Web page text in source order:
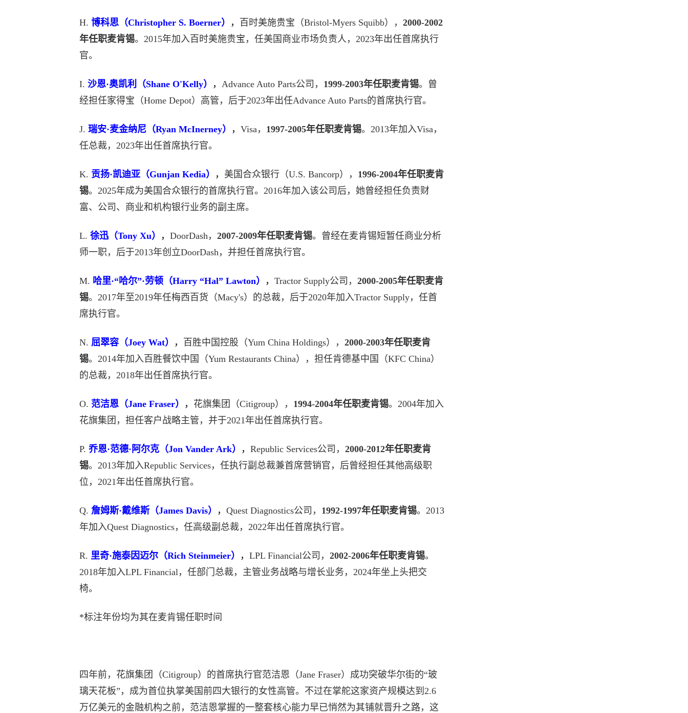
H. 博科思（Christopher S. Boerner） ， 百时美施贵宝（Bristol-Myers Squibb）， 2000-2002
年任职麦肯锡。2015年加入百时美施贵宝，任美国商业市场负责人，2023年出任首席执行
官。
I. 沙恩·奥凯利（Shane O'Kelly） ， Advance Auto Parts公司， 1999-2003年任职麦肯锡。曾
经担任家得宝（Home Depot）高管，后于2023年出任Advance Auto Parts的首席执行官。
J. 瑞安·麦金纳尼（Ryan McInerney） ， Visa， 1997-2005年任职麦肯锡。2013年加入Visa，
任总裁，2023年出任首席执行官。
K. 贡扬·凯迪亚（Gunjan Kedia） ， 美国合众银行（U.S. Bancorp）， 1996-2004年任职麦肯
锡。2025年成为美国合众银行的首席执行官。2016年加入该公司后，她曾经担任负责财
富、公司、商业和机构银行业务的副主席。
L. 徐迅（Tony Xu） ， DoorDash， 2007-2009年任职麦肯锡。曾经在麦肯锡短暂任商业分析
师一职，后于2013年创立DoorDash，并担任首席执行官。
M. 哈里·“哈尔”·劳顿（Harry “Hal” Lawton） ， Tractor Supply公司， 2000-2005年任职麦肯
锡。2017年至2019年任梅西百货（Macy's）的总裁，后于2020年加入Tractor Supply，任首
席执行官。
N. 屈翠容（Joey Wat） ， 百胜中国控股（Yum China Holdings）， 2000-2003年任职麦肯
锡。2014年加入百胜餐饮中国（Yum Restaurants China），担任肯德基中国（KFC China）
的总裁，2018年出任首席执行官。
O. 范洁恩（Jane Fraser） ， 花旗集团（Citigroup）， 1994-2004年任职麦肯锡。2004年加入
花旗集团，担任客户战略主管，并于2021年出任首席执行官。
P. 乔恩·范德·阿尔克（Jon Vander Ark） ， Republic Services公司， 2000-2012年任职麦肯
锡。2013年加入Republic Services，任执行副总裁兼首席营销官，后曾经担任其他高级职
位，2021年出任首席执行官。
Q. 詹姆斯·戴维斯（James Davis） ， Quest Diagnostics公司， 1992-1997年任职麦肯锡。2013
年加入Quest Diagnostics，任高级副总裁，2022年出任首席执行官。
R. 里奇·施泰因迈尔（Rich Steinmeier） ， LPL Financial公司， 2002-2006年任职麦肯锡。
2018年加入LPL Financial，任部门总裁，主管业务战略与增长业务，2024年坐上头把交
椅。
*标注年份均为其在麦肯锡任职时间
四年前，花旗集团（Citigroup）的首席执行官范洁恩（Jane Fraser）成功突破华尔街的“玻
璃天花板”，成为首位执掌美国前四大银行的女性高管。不过在掌舵这家资产规模达到2.6
万亿美元的金融机构之前，范洁恩掌握的一整套核心能力早已悄然为其铺就晋升之路，这